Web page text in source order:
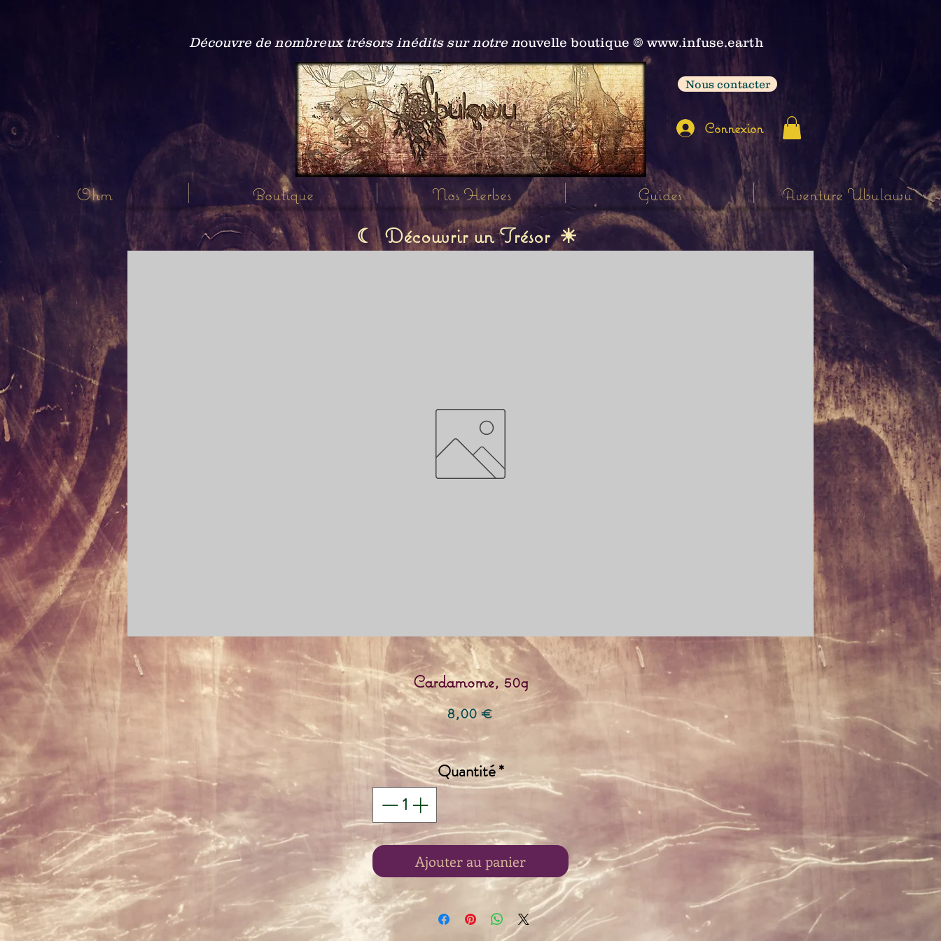
Découvre de nombreux trésors inédits sur notre nouvelle boutique 𖣠 www.infuse.earth
Nous contacter
Connexion
Ohm Boutique Nos Herbes Guides Aventure Ubulawu
☾Découvrir un Trésor ☀
Cardamome, 50g
8,00 €Prix
Quantité*
Ajouter au panier